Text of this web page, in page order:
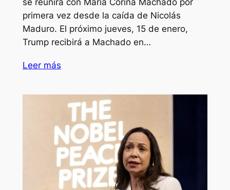
se reunirá con María Corina Machado por
primera vez desde la caída de Nicolás
Maduro. El próximo jueves, 15 de enero,
Trump recibirá a Machado en…
Leer más